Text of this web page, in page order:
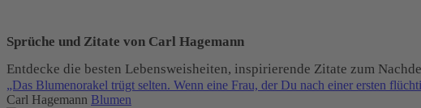
Sprüche und Zitate von Carl Hagemann
Entdecke die besten Lebensweisheiten, inspirierende Zitate zum
„Das Blumenorakel trügt selten. Wenn eine Frau, der Du nach einer ersten
Carl Hagemann Blumen